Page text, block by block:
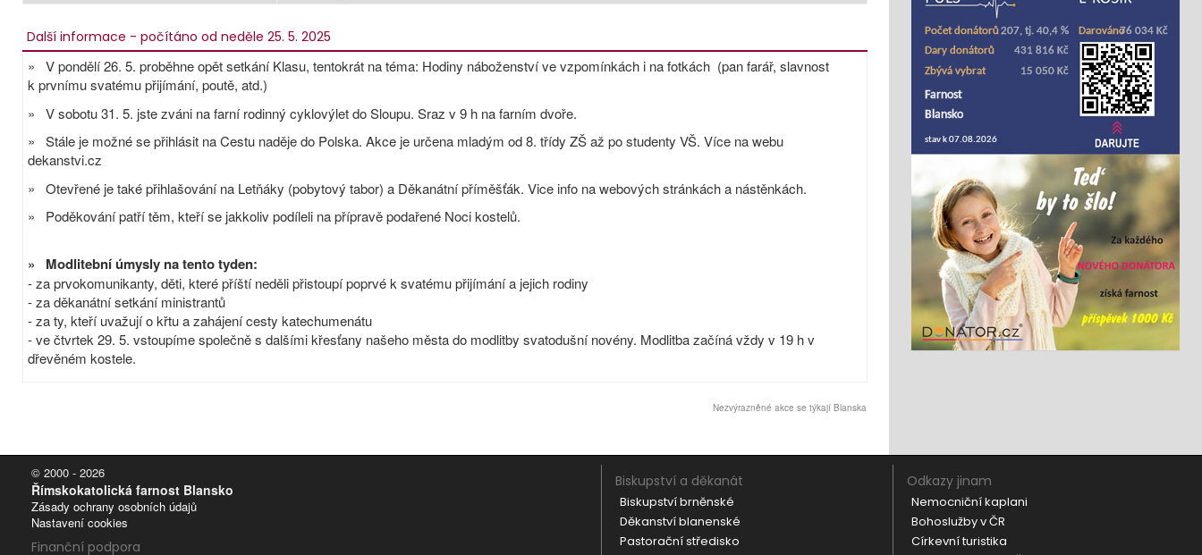
Další informace - počítáno od neděle 25. 5. 2025
» V pondělí 26. 5. proběhne opět setkání Klasu, tentokrát na téma: Hodiny náboženství ve vzpomínkách i na fotkách (pan farář, slavnost
k prvnímu svatému přijímání, poutě, atd.)
» V sobotu 31. 5. jste zváni na farní rodinný cyklovýlet do Sloupu. Sraz v 9 h na farním dvoře.
» Stále je možné se přihlásit na Cestu naděje do Polska. Akce je určena mladým od 8. třídy ZŠ až po studenty VŠ. Více na webu
dekanstvi.cz
» Otevřené je také přihlašování na Letňáky (pobytový tabor) a Děkanátní příměšťák. Vice info na webových stránkách a nástěnkách.
» Poděkování patří těm, kteří se jakkoliv podíleli na přípravě podařené Noci kostelů.
» Modlitební úmysly na tento tyden:
- za prvokomunikanty, děti, které příští neděli přistoupí poprvé k svatému přijímání a jejich rodiny
- za děkanátní setkání ministrantů
- za ty, kteří uvažují o křtu a zahájení cesty katechumenátu
- ve čtvrtek 29. 5. vstoupíme společně s dalšími křesťany našeho města do modlitby svatodušní novény. Modlitba začíná vždy v 19 h v
dřevěném kostele.
Nezvýrazněné akce se týkají Blanska
© 2000 - 2026
Římskokatolická farnost Blansko
Zásady ochrany osobních údajů
Nastavení cookies
Finanční podpora
Biskupství a děkanát
Biskupství brněnské
Děkanství blanenské
Pastorační středisko
Odkazy jinam
Nemocniční kaplani
Bohoslužby v ČR
Církevní turistika